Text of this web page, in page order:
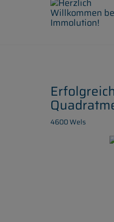
4600 Wels